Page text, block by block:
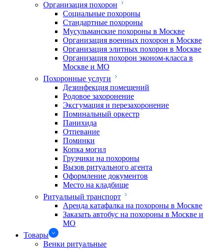
Организация похорон
Социальные похороны
Стандартные похороны
Мусульманские похороны в Москве
Организация военных похорон в Москве
Организация элитных похорон в Москве
Организация похорон эконом-класса в
Москве и МО
Похоронные услуги
Дезинфекция помещений
Родовое захоронение
Эксгумация и перезахоронение
Поминальный оркестр
Панихида
Отпевание
Поминки
Копка могил
Грузчики на похороны
Вызов ритуального агента
Оформление документов
Место на кладбище
Ритуальный транспорт
Аренда катафалка на похороны в Москве
Заказать автобус на похороны в Москве и
МО
Товары
Венки ритуальные